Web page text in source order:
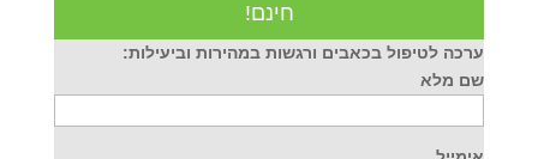
חינם!
ערכה לטיפול בכאבים ורגשות במהירות וביעילות:
שם מלא